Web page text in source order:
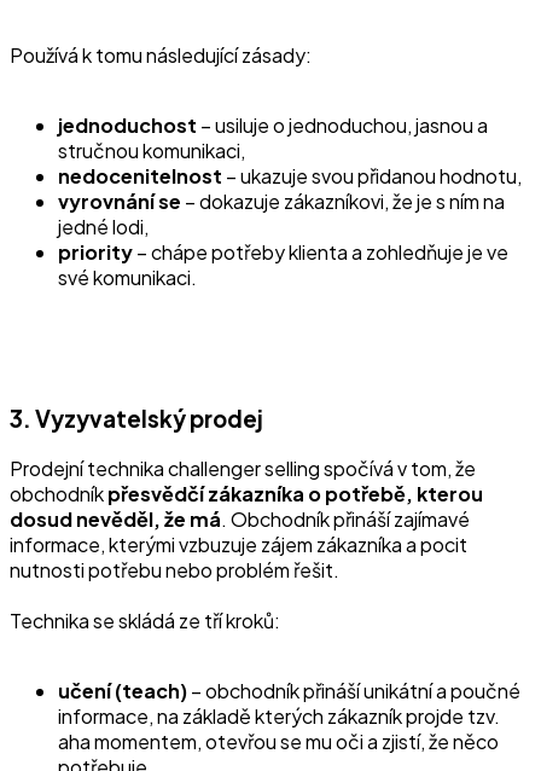
Používá k tomu následující zásady:
jednoduchost – usiluje o jednoduchou, jasnou a
stručnou komunikaci,
nedocenitelnost – ukazuje svou přidanou hodnotu,
vyrovnání se – dokazuje zákazníkovi, že je s ním na
jedné lodi,
priority– chápe potřeby klienta a zohledňuje je ve
své komunikaci.
3. Vyzyvatelský prodej
Prodejní technika challenger selling spočívá v tom, že
obchodníkpřesvědčí zákazníka o potřebě, kterou
dosud nevěděl, že má. Obchodník přináší zajímavé
informace, kterými vzbuzuje zájem zákazníka a pocit
nutnosti potřebu nebo problém řešit.
Technika se skládá ze tří kroků:
učení (teach)– obchodník přináší unikátní a poučné
informace, na základě kterých zákazník projde tzv.
aha momentem, otevřou se mu oči a zjistí, že něco